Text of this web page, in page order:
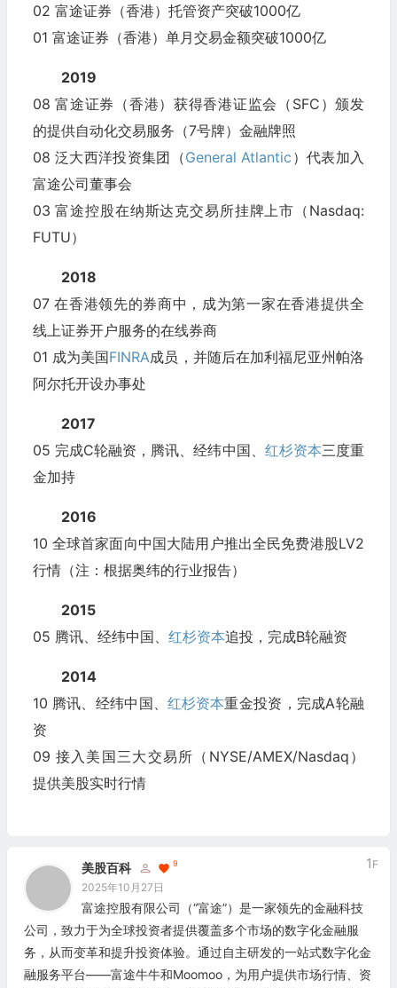
02 富途证券（香港）托管资产突破1000亿
01 富途证券（香港）单月交易金额突破1000亿
2019
08 富途证券（香港）获得香港证监会（SFC）颁发
的提供自动化交易服务（7号牌）金融牌照
08 泛大西洋投资集团（General Atlantic ）代表加入
富途公司董事会
03 富途控股在纳斯达克交易所挂牌上市（Nasdaq:
FUTU）
2018
07 在香港领先的券商中，成为第一家在香港提供全
线上证券开户服务的在线券商
01 成为美国FINRA成员，并随后在加利福尼亚州帕洛
阿尔托开设办事处
2017
05 完成C轮融资，腾讯、经纬中国、 红杉资本三度重
金加持
2016
10 全球首家面向中国大陆用户推出全民免费港股LV2
行情（注：根据奥纬的行业报告）
2015
05 腾讯、经纬中国、 红杉资本追投，完成B轮融资
2014
10 腾讯、经纬中国、红杉资本重金投资，完成A轮融
资
09 接入美国三大交易所（NYSE/AMEX/Nasdaq）
提供美股实时行情
美股百科 9
2025年10月27日
1 F
富途控股有限公司（“富途”）是一家领先的金融科技
公司，致力于为全球投资者提供覆盖多个市场的数字化金融服
务，从而变革和提升投资体验。通过自主研发的一站式数字化金
融服务平台——富途牛牛和Moomoo，为用户提供市场行情、资